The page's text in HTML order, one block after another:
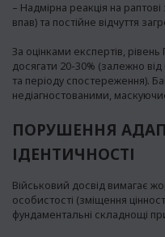
– Надмірна реакція на
впав) та постійне відчуття
За оцінками експертів,
досягати 20-30% (залежно від
та періоду спостереження).
недіагностованими,
ПОРУШЕННЯ
ІДЕНТИЧНОСТІ
Військовий досвід вимагає
особистості (зміщення
фундаментальні складнощі